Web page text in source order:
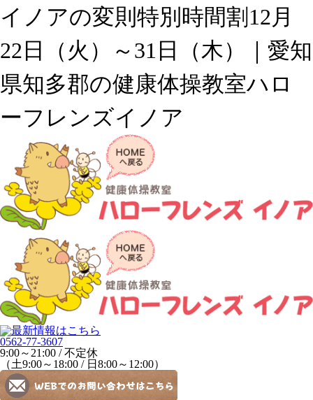
イノアの変則特別時間割12月
22日（火）～31日（木）｜愛知
県知多郡の健康体操教室ハロ
ーフレンズイノア
0562-77-3607
9:00～21:00 / 不定休
（土9:00～18:00 / 日8:00～12:00）